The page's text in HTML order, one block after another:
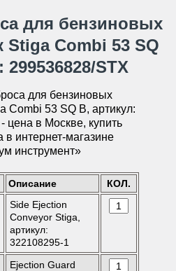
для бензиновых
Stiga Combi 53 SQ
299536828/STX
Описание
КОЛ.
Side Ejection
Conveyor Stiga,
артикул:
322108295-1
Ejection Guard